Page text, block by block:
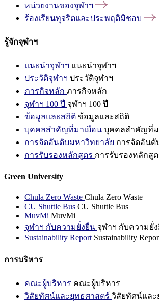
หน่วยงานของจุฬาฯ
ร้องเรียนทุจริตและประพฤติมิชอบ
รู้จักจุฬาฯ
แนะนำจุฬาฯ แนะนำจุฬาฯ
ประวัติจุฬาฯ ประวัติจุฬาฯ
ภารกิจหลัก ภารกิจหลัก
จุฬาฯ 100 ปี จุฬาฯ 100 ปี
ข้อมูลและสถิติ ข้อมูลและสถิติ
บุคคลสำคัญที่มาเยือน บุคคลสำคัญที่ม
การจัดอันดับมหาวิทยาลัย การจัดอันดั
การรับรองหลักสูตร การรับรองหลักสู
Green University
Chula Zero Waste Chula Zero Waste
CU Shuttle Bus CU Shuttle Bus
MuvMi MuvMi
จุฬาฯ กับความยั่งยืน จุฬาฯ กับความยั่
Sustainability Report Sustainability
การบริหาร
คณะผู้บริหาร คณะผู้บริหาร
วิสัยทัศน์และยุทธศาสตร์ วิสัยทัศน์และ